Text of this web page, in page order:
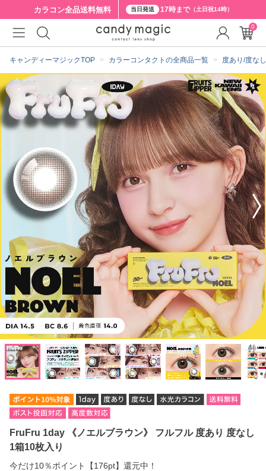
カラコン全品送料無料 当日発送 17時まで（土日祝14時）
キャンディーマジックTOP カラーコンタクトの全商品一覧 度あり/度な
FruFru 1day 《ノエルブラウン》 フルフル 度あり 度なし
1箱10枚入り
今だけ10％ポイント【176pt】還元中！
0
クーポン詳細